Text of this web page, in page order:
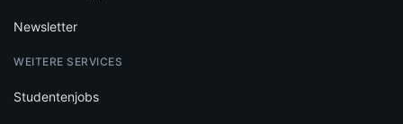
Newsletter
WEITERE SERVICES
Studentenjobs